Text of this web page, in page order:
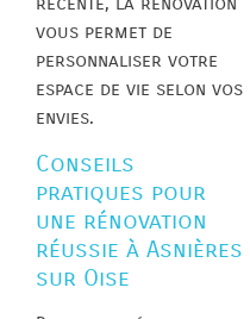
vous permet de
personnaliser votre
espace de vie selon vos
envies.
Conseils
pratiques pour
une rénovation
réussie à Asnières
sur Oise